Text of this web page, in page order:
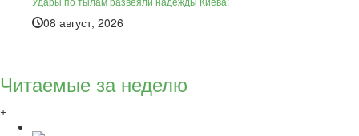
08 август, 2026
Читаемые за неделю
+